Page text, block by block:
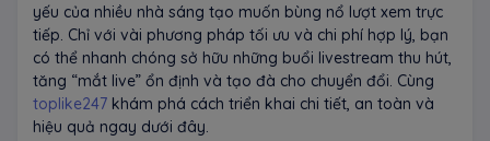
yếu của nhiều nhà sáng tạo muốn bùng nổ lượt xem trực
tiếp. Chỉ với vài phương pháp tối ưu và chi phí hợp lý, bạn
có thể nhanh chóng sở hữu những buổi livestream thu hút,
tăng “mắt live” ổn định và tạo đà cho chuyển đổi. Cùng
toplike247 khám phá cách triển khai chi tiết, an toàn và
hiệu quả ngay dưới đây.